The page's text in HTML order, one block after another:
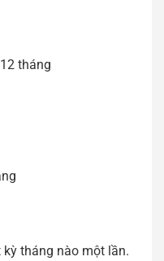
tháng
kỳ tháng nào một lần.